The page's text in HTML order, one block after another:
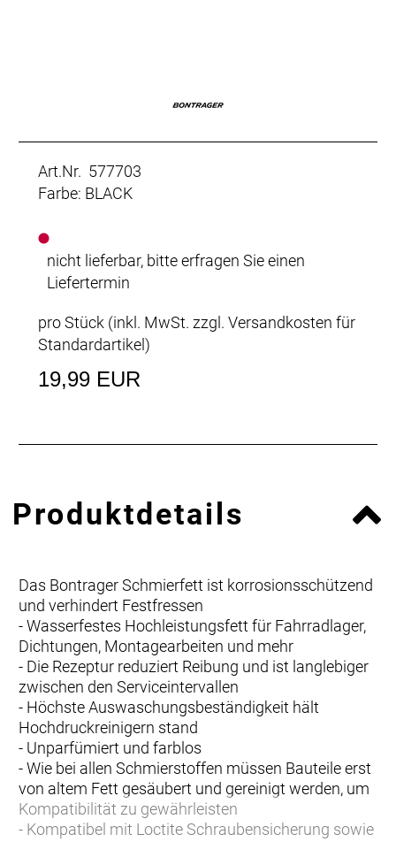
Art.Nr. 577703
Farbe: BLACK
nicht lieferbar, bitte erfragen Sie einen
Liefertermin
pro Stück (inkl. MwSt. zzgl. Versandkosten für
Standardartikel)
19,99 EUR
Produktdetails
Das Bontrager Schmierfett ist korrosionsschützend
und verhindert Festfressen
- Wasserfestes Hochleistungsfett für Fahrradlager,
Dichtungen, Montagearbeiten und mehr
- Die Rezeptur reduziert Reibung und ist langlebiger
zwischen den Serviceintervallen
- Höchste Auswaschungsbeständigkeit hält
Hochdruckreinigern stand
- Unparfümiert und farblos
- Wie bei allen Schmierstoffen müssen Bauteile erst
von altem Fett gesäubert und gereinigt werden, um
Kompatibilität zu gewährleisten
- Kompatibel mit Loctite Schraubensicherung sowie